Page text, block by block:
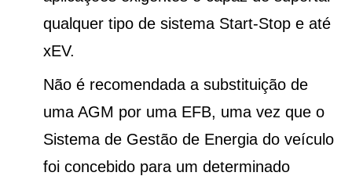
qualquer tipo de sistema Start-Stop e até
xEV.
Não é recomendada a substituição de
uma AGM por uma EFB, uma vez que o
Sistema de Gestão de Energia do veículo
foi concebido para um determinado